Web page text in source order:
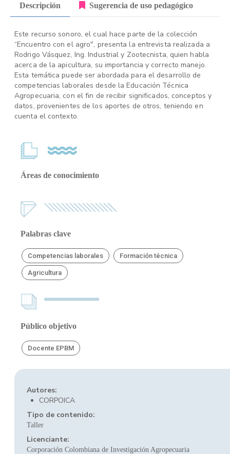
Descripción Sugerencia de uso pedagógico
Este recurso sonoro, el cual hace parte de la colección
“Encuentro con el agro", presenta la entrevista realizada a
Rodrigo Vásquez, Ing. Industrial y Zootecnista, quien habla
acerca de la apicultura, su importancia y correcto manejo.
Esta temática puede ser abordada para el desarrollo de
competencias laborales desde la Educación Técnica
Agropecuaria, con el fin de recibir significados, conceptos y
datos, provenientes de los aportes de otros, teniendo en
cuenta el contexto.
Áreas de conocimiento
Palabras clave
Competencias laborales Formación técnica
Agricultura
Público objetivo
Docente EPBM
Autores:
CORPOICA
Tipo de contenido:
Taller
Licenciante:
Corporación Colombiana de Investigación Agropecuaria